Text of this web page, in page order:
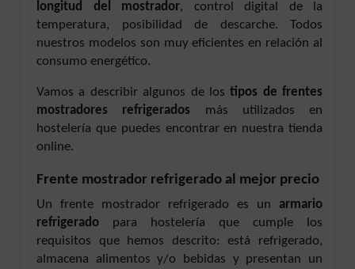
longitud del mostrador, control digital de la
temperatura, posibilidad de descarche. Todos
nuestros modelos son muy eficientes en relación al
consumo energético.
Vamos a describir algunos de lostipos de frentes
mostradores refrigerados más utilizados en
hostelería que puedes encontrar en nuestra tienda
online.
Frente mostrador refrigerado al mejor precio
Un frente mostrador refrigerado es un armario
refrigerado para hostelería que cumple los
requisitos que hemos descrito: está refrigerado,
almacena alimentos y/o bebidas y presentan un